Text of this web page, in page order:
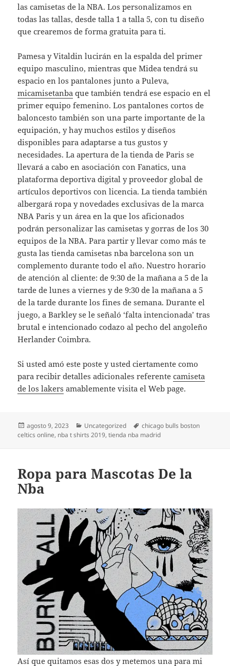
las camisetas de la NBA. Los personalizamos en
todas las tallas, desde talla 1 a talla 5, con tu diseño
que crearemos de forma gratuita para ti.
Pamesa y Vitaldin lucirán en la espalda del primer
equipo masculino, mientras que Midea tendrá su
espacio en los pantalones junto a Puleva,
micamisetanba que también tendrá ese espacio en el
primer equipo femenino. Los pantalones cortos de
baloncesto también son una parte importante de la
equipación, y hay muchos estilos y diseños
disponibles para adaptarse a tus gustos y
necesidades. La apertura de la tienda de Paris se
llevará a cabo en asociación con Fanatics, una
plataforma deportiva digital y proveedor global de
artículos deportivos con licencia. La tienda también
albergará ropa y novedades exclusivas de la marca
NBA Paris y un área en la que los aficionados
podrán personalizar las camisetas y gorras de los 30
equipos de la NBA. Para partir y llevar como más te
gusta las tienda camisetas nba barcelona son un
complemento durante todo el año. Nuestro horario
de atención al cliente: de 9:30 de la mañana a 5 de la
tarde de lunes a viernes y de 9:30 de la mañana a 5
de la tarde durante los fines de semana. Durante el
juego, a Barkley se le señaló ‘falta intencionada’ tras
brutal e intencionado codazo al pecho del angoleño
Herlander Coimbra.
Si usted amó este poste y usted ciertamente como
para recibir detalles adicionales referentecamiseta
de los lakers amablemente visita el Web page.
Publicado
el
agosto 9, 2023 Categorías
Uncategorized Etiquetas
chicago bulls boston
celtics online, nba t shirts 2019,tienda nba madrid
Ropa para Mascotas De la
Nba
Así que quitamos esas dos y metemos una para mi